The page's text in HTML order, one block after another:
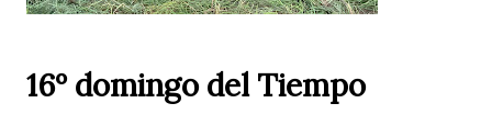
16º domingo del Tiempo